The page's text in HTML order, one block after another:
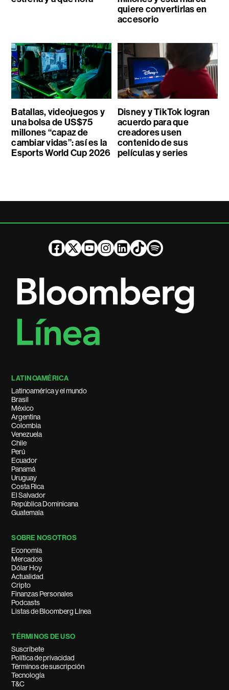
quiere convertirlas en
accesorio
Batallas, videojuegos y
una bolsa de US$75
millones “capaz de
cambiar vidas”: así es la
Esports World Cup 2026
Disney y TikTok logran
acuerdo para que
creadores usen
contenido de sus
películas y series
LATINOAMÉRICA
Latinoamérica y el mundo
Brasil
México
Argentina
Colombia
Venezuela
Chile
Perú
Ecuador
Panamá
Uruguay
Costa Rica
El Salvador
República Dominicana
Guatemala
SOBRE NOSOTROS
Economía
Mercados
Dólar Hoy
Actualidad
Cripto
Finanzas Personales
Podcasts
Listas de Bloomberg Línea
TÉRMINOS DE USO
Suscríbete
Política de privacidad
Términos de suscripción
Tecnología
T&C